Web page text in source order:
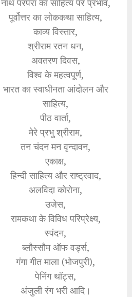
पूर्वोत्तर का लोककथा साहित्य,
काव्य विस्तार,
श्रीराम रतन धन,
अवतरण दिवस,
विश्व के महत्वपूर्ण,
भारत का स्वाधीनता आंदोलन और
साहित्य,
पीठ वार्ता,
मेरे प्रभु श्रीराम,
तन चंदन मन वृन्दावन,
एकाक्ष,
हिन्दी साहित्य और राष्ट्रवाद,
अलविदा कोरोना,
उजेस,
रामकथा के विविध परिप्रेक्ष्य,
स्पंदन,
ब्लौस्सौम ऑफ वर्ड्स,
गंगा गीत माला (भोजपुरी),
पेनिंग थॉट्स,
अंजुली रंग भरी आदि।